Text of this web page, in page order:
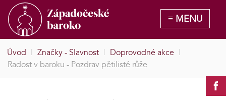
Úvod | Značky - Slavnost | Doprovodné akce |
Radost v baroku - Pozdrav pětilisté růže